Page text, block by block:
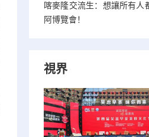
喀麥隆交流生：想讓所有人
阿博覽會！
視界